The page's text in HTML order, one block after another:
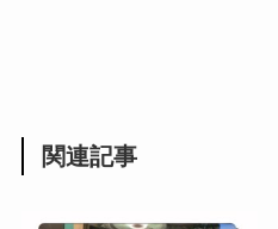
関連記事